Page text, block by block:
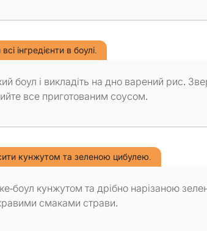
інгредієнти в боулі.
боул і викладіть на дно варений рис.
все приготованим соусом.
кунжутом та зеленою цибулею.
боул кунжутом та дрібно нарізаною
смаками страви.